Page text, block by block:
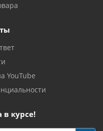
YouTube
в курсе!